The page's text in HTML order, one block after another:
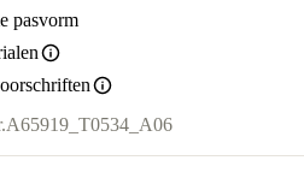
pasvorm
A65919_T0534_A06